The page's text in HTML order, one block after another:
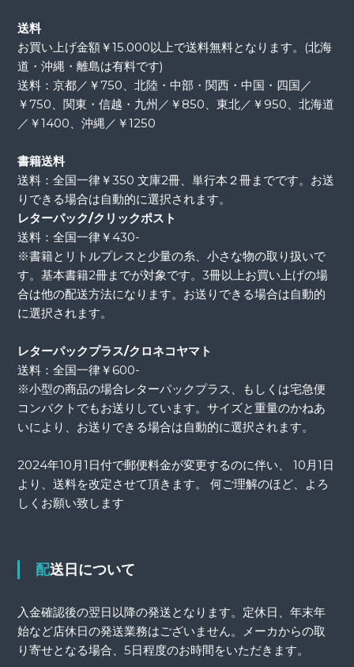
送料
お買い上げ金額￥15.000以上で送料無料となります。(北海
道・沖縄・離島は有料です)
送料：京都／￥750、北陸・中部・関西・中国・四国／
￥750、関東・信越・九州／￥850、東北／￥950、北海道
／￥1400、沖縄／￥1250
書籍送料
送料：全国一律￥350 文庫2冊、単行本２冊までです。お送
りできる場合は自動的に選択されます。
レターパック/クリックポスト
送料：全国一律￥430-
※書籍とリトルプレスと少量の糸、小さな物の取り扱いで
す。基本書籍2冊までが対象です。3冊以上お買い上げの場
合は他の配送方法になります。お送りできる場合は自動的
に選択されます。
レターパックプラス/クロネコヤマト
送料：全国一律￥600-
※小型の商品の場合レターパックプラス、もしくは宅急便
コンパクトでもお送りしています。サイズと重量のかねあ
いにより、お送りできる場合は自動的に選択されます。
2024年10月1日付で郵便料金が変更するのに伴い、 10月1日
より、送料を改定させて頂きます。 何ご理解のほど、よろ
しくお願い致します
配送日について
入金確認後の翌日以降の発送となります。定休日、年末年
始など店休日の発送業務はございません。メーカからの取
り寄せとなる場合、5日程度のお時間をいただきます。